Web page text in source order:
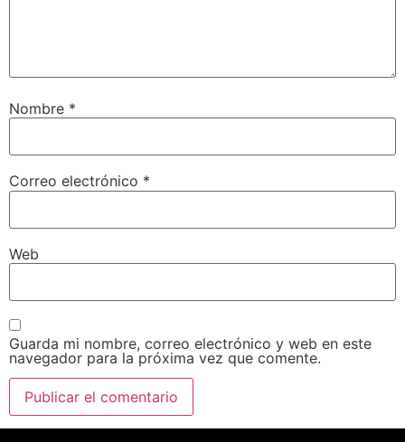
Nombre *
Correo electrónico *
Web
Guarda mi nombre, correo electrónico y web en este
navegador para la próxima vez que comente.